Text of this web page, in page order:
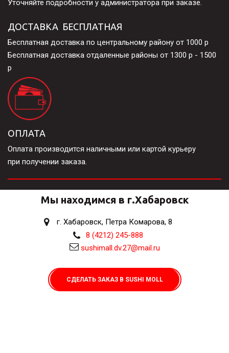
Уточняйте подробности у администратора при заказе.
ДОСТАВКА  БЕСПЛАТНАЯ
Бесплатная доставка по центральному району от 1000 р
Бесплатная доставка отдаленные районы от 1300 р - 1500
р
ОПЛАТА
Оплата производится наличными или картой курьеру
при получении заказа.
Мы находимся в г.Хабаровск
г. Хабаровск, Петра Комарова, 8
8 (4212) 245-888
sushimall.dv.27@mail.ru
СДЕЛАТЬ ЗАКАЗ В SUSHI MOLL